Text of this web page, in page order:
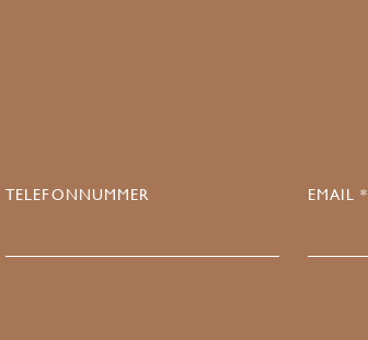
TELEFONNUMMER EMAIL *